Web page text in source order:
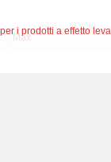
i prodotti a effetto leva